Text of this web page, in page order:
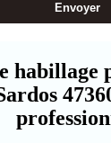
habillage